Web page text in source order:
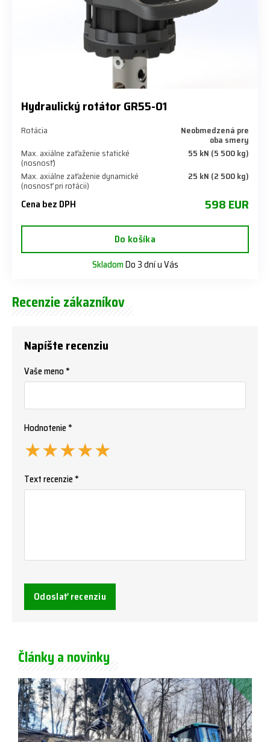
Hydraulický rotátor GR55-01
Rotácia Neobmedzená pre
oba smery
Max. axiálne zaťaženie statické
(nosnosť)
55 kN (5 500 kg)
Max. axiálne zaťaženie dynamické
(nosnosť pri rotácii)
25 kN (2 500 kg)
Cena bez DPH 598 EUR
Do košíka
SkladomDo 3 dní u Vás
Recenzie zákazníkov
Napíšte recenziu
Vaše meno *
Hodnotenie *
★
★
★
★
★
Text recenzie *
Odoslať recenziu
Články a novinky